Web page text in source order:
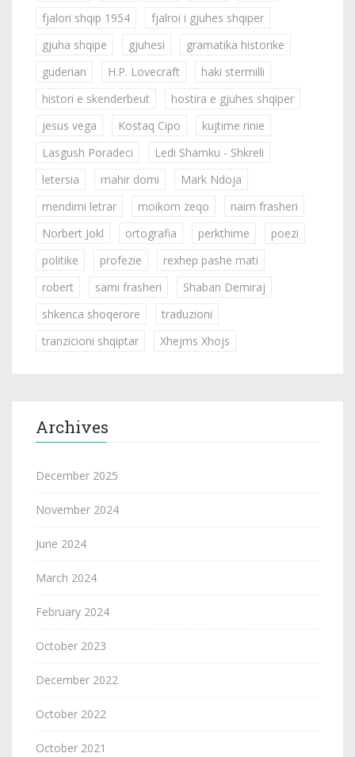
fjalori shqip 1954
fjalroi i gjuhes shqiper
gjuha shqipe
gjuhesi
gramatika historike
guderian
H.P. Lovecraft
haki stermilli
histori e skenderbeut
hostira e gjuhes shqiper
jesus vega
Kostaq Cipo
kujtime rinie
Lasgush Poradeci
Ledi Shamku - Shkreli
letersia
mahir domi
Mark Ndoja
mendimi letrar
moikom zeqo
naim frasheri
Norbert Jokl
ortografia perkthime
poezi
politike
profezie
rexhep pashe mati
robert
sami frasheri
Shaban Demiraj
shkenca shoqerore
traduzioni
tranzicioni shqiptar
Xhejms Xhojs
Archives
December 2025
November 2024
June 2024
March 2024
February 2024
October 2023
December 2022
October 2022
October 2021